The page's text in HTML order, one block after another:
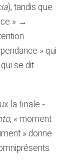
), tandis que
» →
» qui
se dit
la finale -
, « moment
» donne